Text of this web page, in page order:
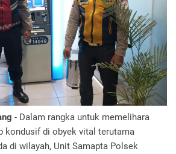
- Dalam rangka untuk memelihara
kondusif di obyek vital terutama
di wilayah, Unit Samapta Polsek